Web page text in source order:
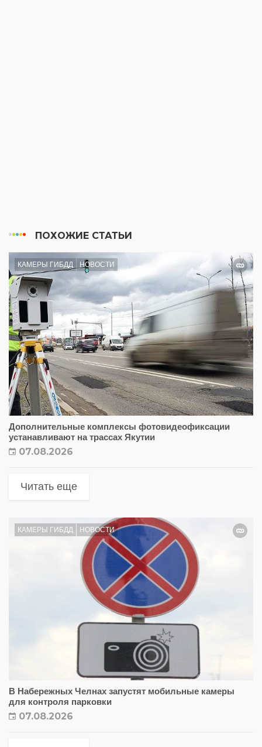
ПОХОЖИЕ СТАТЬИ
КАМЕРЫ ГИБДД НОВОСТИ
Дополнительные комплексы фотовидеофиксации
устанавливают на трассах Якутии
07.08.2026
Читать еще
КАМЕРЫ ГИБДД НОВОСТИ
В Набережных Челнах запустят мобильные камеры
для контроля парковки
07.08.2026